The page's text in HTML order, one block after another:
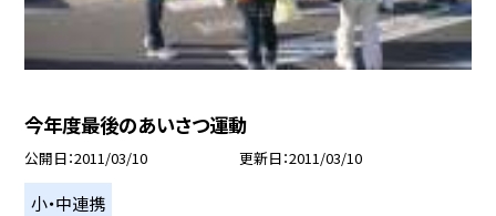
今年度最後のあいさつ運動
公開日 2011/03/10 更新日 2011/03/10
小・中連携